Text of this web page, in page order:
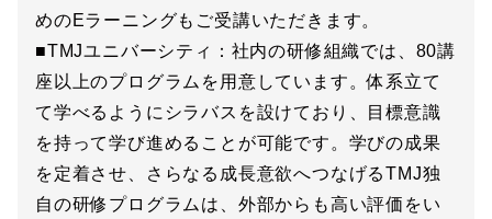
めのEラーニングもご受講いただきます。
■TMJユニバーシティ：社内の研修組織では、80講
座以上のプログラムを用意しています。体系立て
て学べるようにシラバスを設けており、目標意識
を持って学び進めることが可能です。学びの成果
を定着させ、さらなる成長意欲へつなげるTMJ独
自の研修プログラムは、外部からも高い評価をい